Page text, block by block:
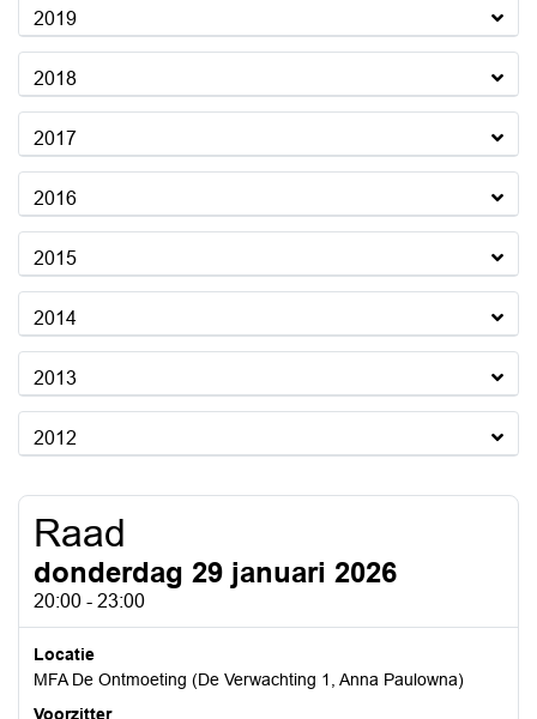
2019
2018
2017
2016
2015
2014
2013
2012
Raad
donderdag 29 januari 2026
20:00 - 23:00
Locatie
MFA De Ontmoeting (De Verwachting 1, Anna Paulowna)
Voorzitter